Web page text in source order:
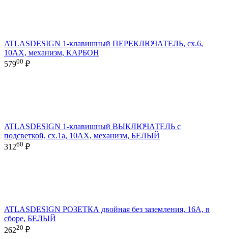
ATLASDESIGN 1-клавишный ПЕРЕКЛЮЧАТЕЛЬ, сх.6,
10АХ, механизм, КАРБОН
57900 ₽
ATLASDESIGN 1-клавишный ВЫКЛЮЧАТЕЛЬ с
подсветкой, сх.1а, 10АХ, механизм, БЕЛЫЙ
31260 ₽
ATLASDESIGN РОЗЕТКА двойная без заземления, 16А, в
сборе, БЕЛЫЙ
26220 ₽